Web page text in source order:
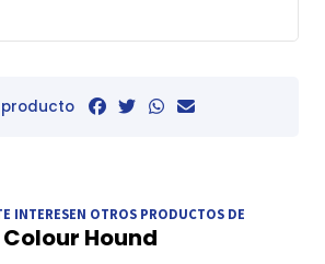
INTERESEN OTROS PRODUCTOS DE
Colour Hound